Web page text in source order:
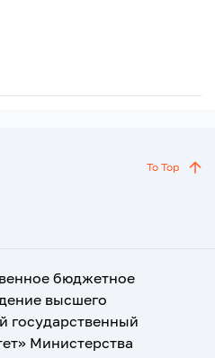
To Top
бюджетное
высшего
государственный
Министерства